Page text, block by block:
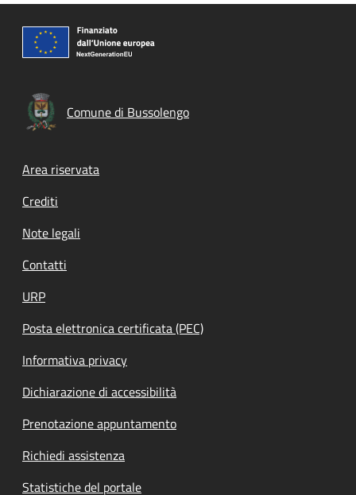
Comune di Bussolengo
Footer menu
Area riservata
Crediti
Note legali
Contatti
URP
Posta elettronica certificata (PEC)
Informativa privacy
Dichiarazione di accessibilità
Prenotazione appuntamento
Richiedi assistenza
Statistiche del portale